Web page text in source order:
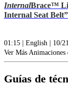
InternalBrace™
Internal Seat Belt”
01:15 | English | 10/
Ver Más
Guías de